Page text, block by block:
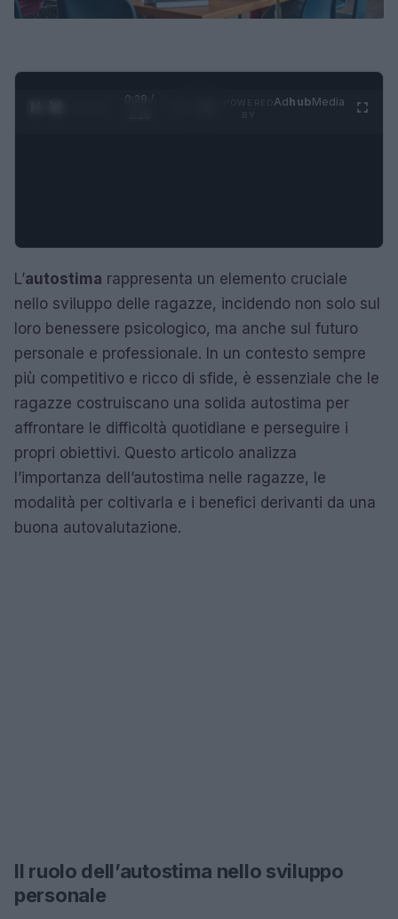
0:29 /
AdhubMedia
L’autostima rappresenta un elemento cruciale
nello sviluppo delle ragazze, incidendo non solo sul
loro benessere psicologico, ma anche sul futuro
personale e professionale. In un contesto sempre
più competitivo e ricco di sfide, è essenziale che le
ragazze costruiscano una solida autostima per
affrontare le difficoltà quotidiane e perseguire i
propri obiettivi. Questo articolo analizza
l’importanza dell’autostima nelle ragazze, le
modalità per coltivarla e i benefici derivanti da una
buona autovalutazione.
Il ruolo dell’autostima nello sviluppo
personale